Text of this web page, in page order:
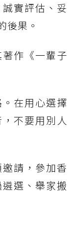
實評估、妥
後果。
作《一輩子
在用心選擇
不要用別人
請，參加香
選、舉家搬